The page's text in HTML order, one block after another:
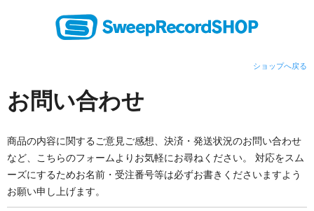
ショップへ戻る
お問い合わせ
商品の内容に関するご意見ご感想、決済・発送状況のお問い合わせ
など、こちらのフォームよりお気軽にお尋ねください。 対応をスム
ーズにするためお名前・受注番号等は必ずお書きくださいますよう
お願い申し上げます。